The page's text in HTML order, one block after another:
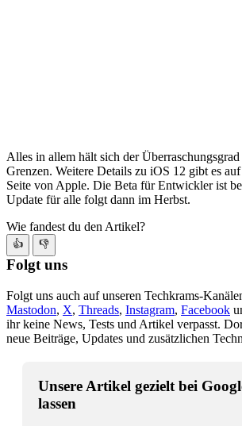
Alles in allem hält sich der
Grenzen. Weitere Details zu iOS 12 gibt es
Seite von Apple. Die Beta für Entwickler ist
Update für alle folgt dann im Herbst.
Wie fandest du den Artikel?
👍 👎
Folgt uns
Folgt uns auch auf unseren Techkrams-
Mastodon, X, Threads, Instagram, Facebook
ihr keine News, Tests und Artikel verpasst.
neue Beiträge, Updates und zusätzlichen
Unsere Artikel gezielt bei
lassen